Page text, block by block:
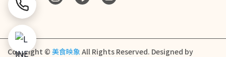
Copyright © 美食映象All Rights Reserved. Designed by